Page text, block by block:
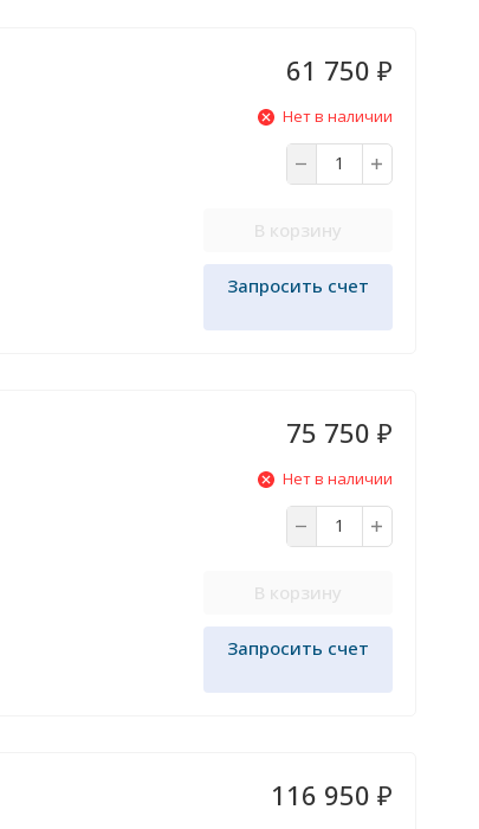
61 750 ₽
Нет в наличии
В корзину
Запросить счет
75 750 ₽
Нет в наличии
В корзину
Запросить счет
116 950 ₽